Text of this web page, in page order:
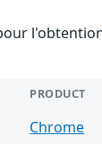
PRODUCT
Chrome